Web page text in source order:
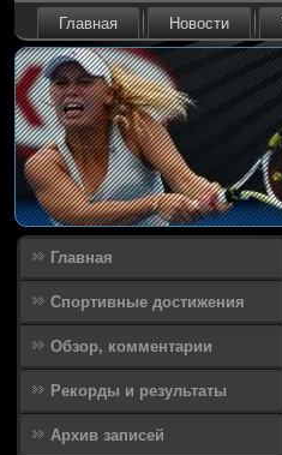
Главная Новости
Главная
Спортивные достижения
Обзор, комментарии
Рекорды и результаты
Архив записей